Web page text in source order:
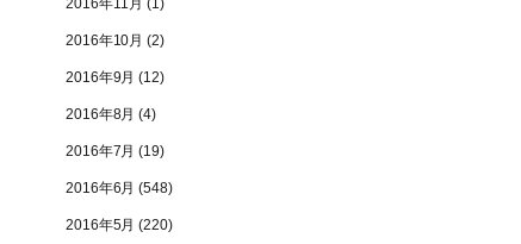
2016年11月 (1)
2016年10月 (2)
2016年9月 (12)
2016年8月 (4)
2016年7月 (19)
2016年6月 (548)
2016年5月 (220)